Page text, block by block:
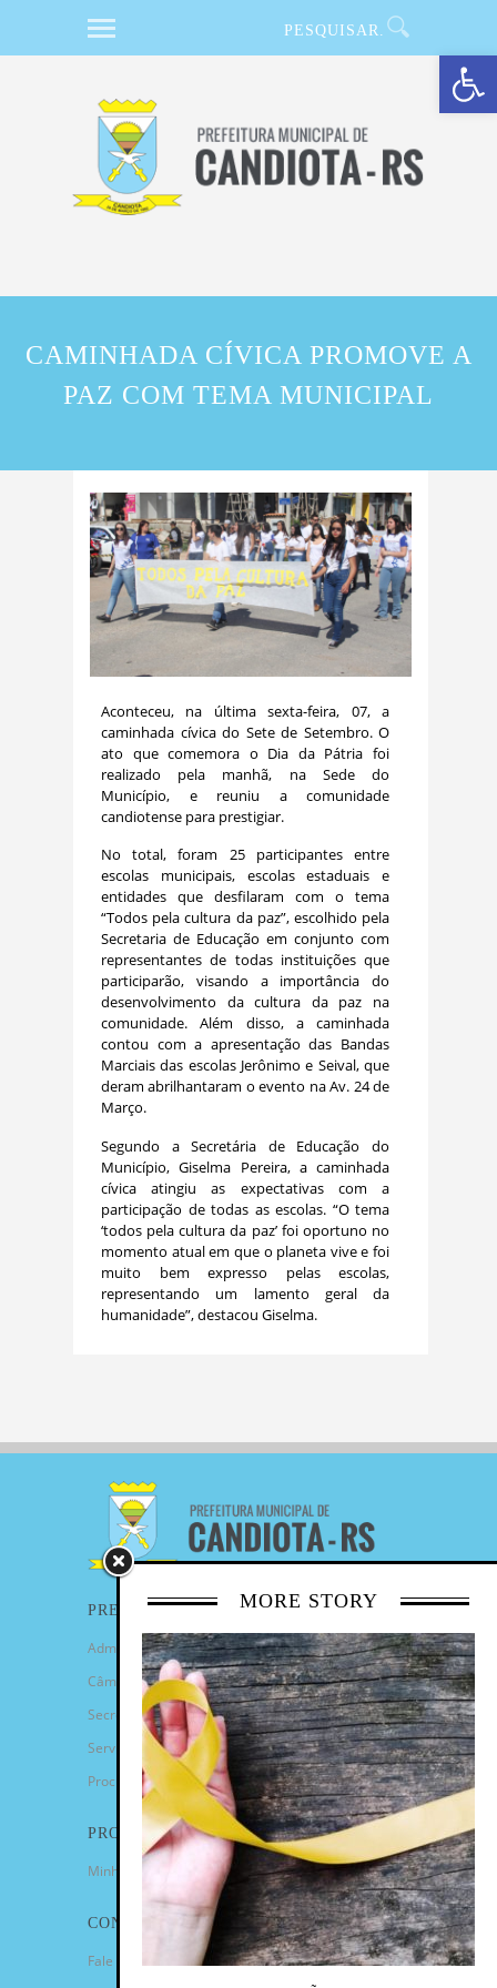
Barra de Ferramentas Aberta
CAMINHADA CÍVICA PROMOVE A
PAZ COM TEMA MUNICIPAL
Aconteceu, na última sexta-feira, 07, a
caminhada cívica do Sete de Setembro. O
ato que comemora o Dia da Pátria foi
realizado pela manhã, na Sede do
Município, e reuniu a comunidade
candiotense para prestigiar.
No total, foram 25 participantes entre
escolas municipais, escolas estaduais e
entidades que desfilaram com o tema
“Todos pela cultura da paz”, escolhido pela
Secretaria de Educação em conjunto com
representantes de todas instituições que
participarão, visando a importância do
desenvolvimento da cultura da paz na
comunidade. Além disso, a caminhada
contou com a apresentação das Bandas
Marciais das escolas Jerônimo e Seival, que
deram abrilhantaram o evento na Av. 24 de
Março.
Segundo a Secretária de Educação do
Município, Giselma Pereira, a caminhada
cívica atingiu as expectativas com a
participação de todas as escolas. “O tema
‘todos pela cultura da paz’ foi oportuno no
momento atual em que o planeta vive e foi
muito bem expresso pelas escolas,
representando um lamento geral da
humanidade”, destacou Giselma.
MORE STORY
PREFEITURA
Administração Municipal
Câmara de Vereadores
Secretarias
Serviços
Procuradoria Geral
PROGRAMAS
Minha Casa Minha Vida
CONTATO
Fale Conosco